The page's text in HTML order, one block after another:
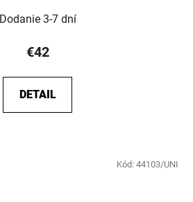
Dodanie 3-7 dní
€42
DETAIL
Kód: 44103/UNI